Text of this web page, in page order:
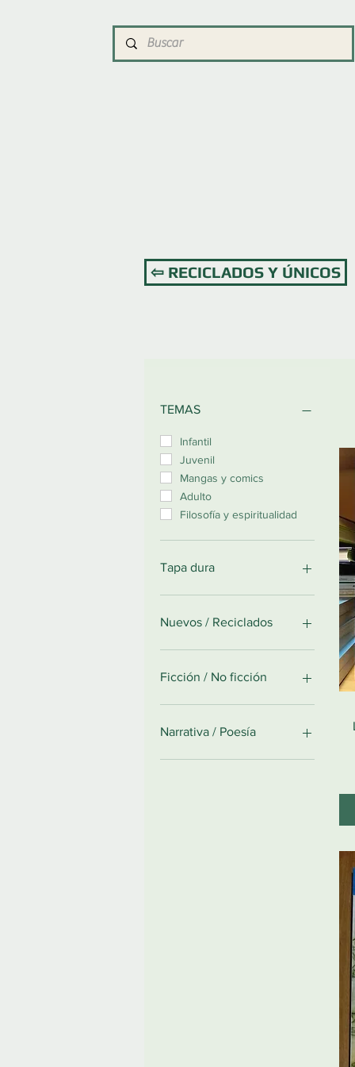
⇦ RECICLADOS Y ÚNICOS
TEMAS
Infantil
Juvenil
Mangas y comics
Adulto
Filosofía y espiritualidad
Tapa dura
Tapa dura
Nuevos / Reciclados
Nuevos
Reciclados
Ficción / No ficción
Ficción
No ficción
Narrativa / Poesía
Narrativa